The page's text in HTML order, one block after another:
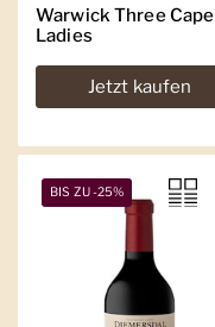
Warwick Three Cape
Ladies
Jetzt kaufen
BIS ZU -25%